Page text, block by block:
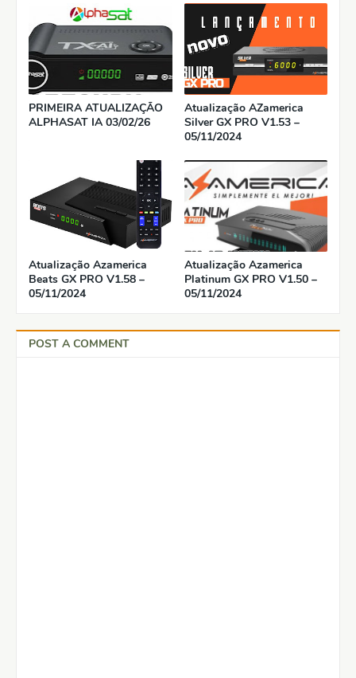
PRIMEIRA ATUALIZAÇÃO
ALPHASAT IA 03/02/26
Atualização AZamerica
Silver GX PRO V1.53 –
05/11/2024
Atualização Azamerica
Beats GX PRO V1.58 –
05/11/2024
Atualização Azamerica
Platinum GX PRO V1.50 –
05/11/2024
POST A COMMENT